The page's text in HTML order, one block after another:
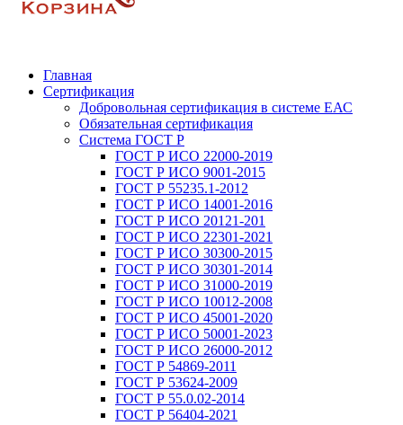
Главная
Сертификация
Добровольная сертификация в системе ЕАС
Обязательная сертификация
Система ГОСТ Р
ГОСТ Р ИСО 22000-2019
ГОСТ Р ИСО 9001-2015
ГОСТ Р 55235.1-2012
ГОСТ Р ИСО 14001-2016
ГОСТ Р ИСО 20121-201
ГОСТ Р ИСО 22301-2021
ГОСТ Р ИСО 30300-2015
ГОСТ Р ИСО 30301-2014
ГОСТ Р ИСО 31000-2019
ГОСТ Р ИСО 10012-2008
ГОСТ Р ИСО 45001-2020
ГОСТ Р ИСО 50001-2023
ГОСТ Р ИСО 26000-2012
ГОСТ Р 54869-2011
ГОСТ Р 53624-2009
ГОСТ Р 55.0.02-2014
ГОСТ Р 56404-2021